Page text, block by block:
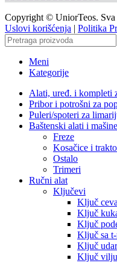
Copyright © UniorTeos. Sva
Uslovi korišćenja | Politika
Meni
Kategorije
Alati, uređ. i kompleti
Pribor i potrošni za
Puleri/spoteri za
Baštenski alati i mašine
Freze
Kosačice i
Ostalo
Trimeri
Ručni alat
Ključevi
Ključ
Ključ
Ključ
Ključ sa
Ključ
Ključ